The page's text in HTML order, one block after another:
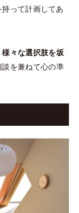
って計画してあ
様々な選択肢を坂
を兼ねて心の準